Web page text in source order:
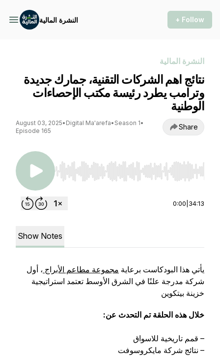
النشرة المالية + Follow
النشرة المالية
نتائج اهم الشركات التقنية، جمارك جديدة
وترامب يطرد رئيسة مكتب الإحصاءات
الوطنية
August 03, 2025• Digital Ma'arefa• Season 1•
Episode 165
Share
Use Left/Right to seek, Home/End to jump to
0:00 34:13
Show Notes
يأتي هذا البودكاست برعاية مجموعة مطاعم الأبراج ، أول
شركة مدرجة علنًا في الشرق الأوسط تعتمد استراتيجية
خزينة بيتكوين
خلال هذه الحلقة تم التحدث عن:
– قمم تاريخية للاسواق
– نتائج شركة مايكروسوفت